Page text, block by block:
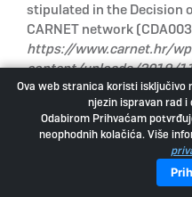
Ova web stranica koristi isključivo
njezin ispravan rad i
Odabirom Prihvaćam
neophodnih kolačića. Više
stipulated in the Decision
CARNET network
https://www.carnet.hr/
content/uploads/2019/
familiar with the rules
as the possible